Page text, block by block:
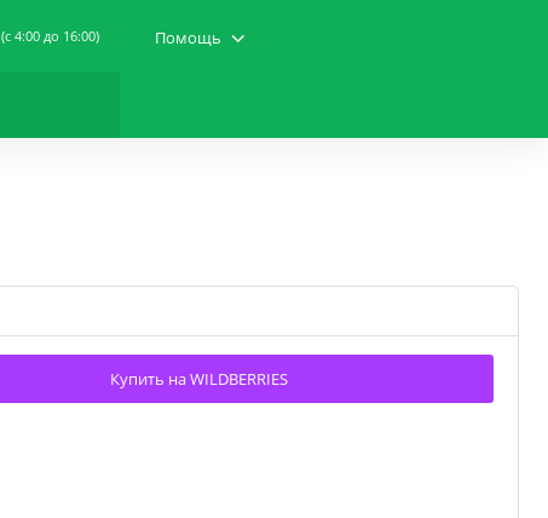
(c 4:00 до 16:00) Помощь
Купить на WILDBERRIES